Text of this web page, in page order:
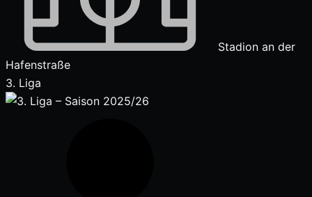
Stadion an der
Hafenstraße
3. Liga